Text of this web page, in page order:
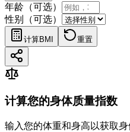
年龄（可选）
性别（可选）
计算BMI 重置
计算您的身体质量指数
输入您的体重和身高以获取